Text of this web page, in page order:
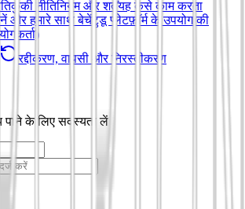
कुकी नीतिनियम और शर्तेंयह कैसे काम करता
और हमारे साथ बेचें टुडू प्लेटफ़ॉर्म के उपयोग की
रद्दीकरण, वापसी और निरस्तीकरण
पाने के लिए सदस्यता लें